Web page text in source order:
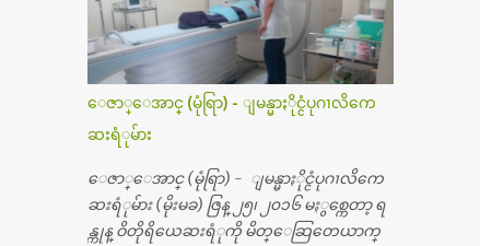
ေဇာ္ေအာင္ (မုံရြာ) - ျမန္မာႏိုင္ငံပုဂၢလိကေ
ဆးရံုမ်ား
ေဇာ္ေအာင္ (မုံရြာ) - ျမန္မာႏိုင္ငံပုဂၢလိကေ
ဆးရံုမ်ား (မိုးမခ) ဇြန္ ၂၅၊ ၂၀၁၆ မႏွစ္ကေတာ့ ရ
န္ကုန္ ဝိတိုရိယေဆးရံုကို မိတ္ေဆြတေယာက္